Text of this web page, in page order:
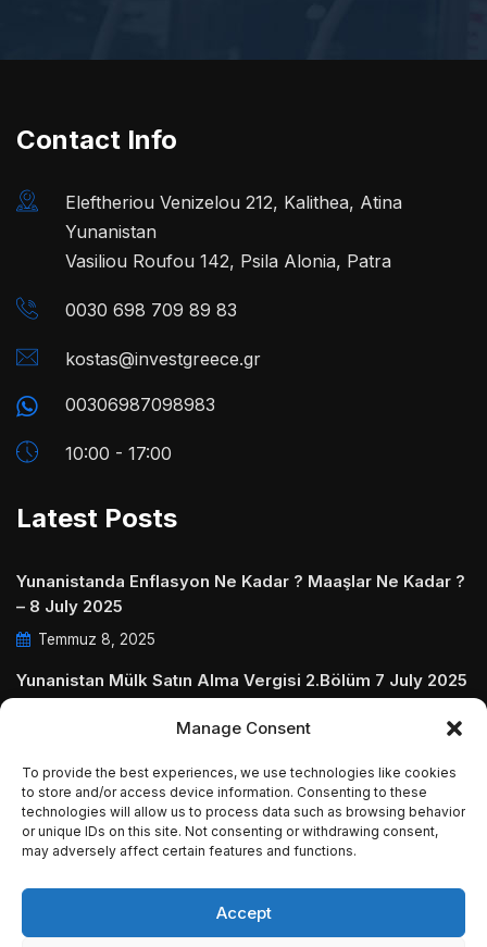
Manage Consent
To provide the best experiences, we use technologies like cookies
to store and/or access device information. Consenting to these
technologies will allow us to process data such as browsing behavior
or unique IDs on this site. Not consenting or withdrawing consent,
may adversely affect certain features and functions.
Accept
Contact Info
Eleftheriou Venizelou 212, Kalithea, Atina
Yunanistan
Vasiliou Roufou 142, Psila Alonia, Patra
0030 698 709 89 83
kostas@investgreece.gr
00306987098983
10:00 - 17:00
Latest Posts
Yunanistanda Enflasyon Ne Kadar ? Maaşlar Ne Kadar ?
– 8 July 2025
Temmuz 8, 2025
Yunanistan Mülk Satın Alma Vergisi 2.Bölüm 7 July 2025
July 2025
Temmuz 5, 2025